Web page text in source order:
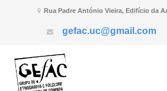
Rua Padre António Vieira, Edifício da
gefac.uc@gmail.com